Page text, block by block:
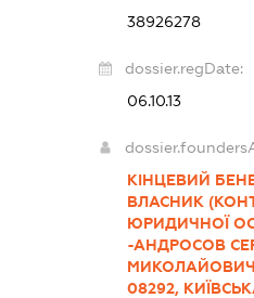
38926278
dossier.regDate:
06.10.13
КІНЦЕВИЙ
ВЛАСНИК
ЮРИДИЧНОЇ
-АНДРОСОВ
08292,